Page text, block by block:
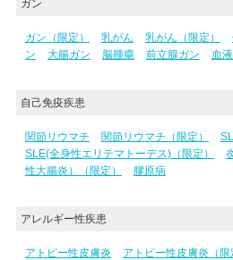
ガン
ガン（限定） 乳がん 乳がん（限定）
ン
大腸ガン 脳腫瘍 前立腺ガン 血
自己免疫疾患
関節リウマチ 関節リウマチ（限定）
SLE(全身性エリテマトーデス)（限定）
性大腸炎）（限定）
膠原病
アレルギー性疾患
アトピー性皮膚炎 アトピー性皮膚炎（限